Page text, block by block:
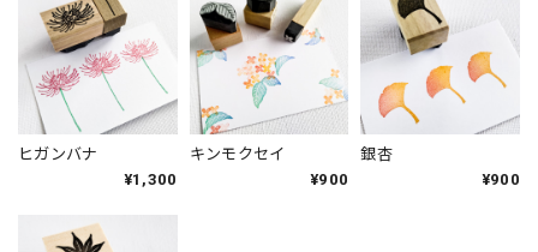
ヒガンバナ
¥1,300
キンモクセイ
¥900
銀杏
¥900